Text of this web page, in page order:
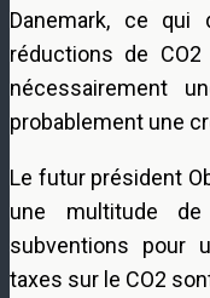
Danemark, ce qui
réductions de CO2
nécessairement
probablement une
Le futur président
une multitude
subventions pour
taxes sur le CO2